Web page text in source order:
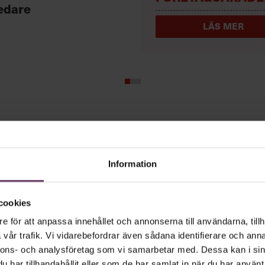
Information
för att anpassa innehållet och annonserna till användarna,
trafik. Vi vidarebefordrar även sådana identifierare och
och analysföretag som vi samarbetar med. Dessa kan i
LÄS MER
vara
och galna utspel? Nej, det är inget för
den måttfulla partiledarstilen som
”Hellre en tråkig partiledare i foträta